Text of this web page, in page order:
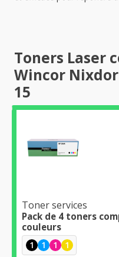
Toners Laser
Wincor
15
Toner services
Pack de 4 toners
couleurs
1 1 1 1